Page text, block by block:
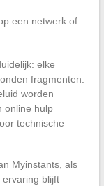
een netwerk of
elke
fragmenten.
worden
online hulp
technische
Myinstants, als
blijft